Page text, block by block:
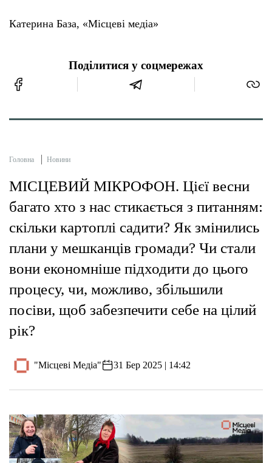
Катерина База, «Місцеві медіа»
Поділитися у соцмережах
Головна Новини
МІСЦЕВИЙ МІКРОФОН. Цієї весни
багато хто з нас стикається з питанням:
скільки картоплі садити? Як змінились
плани у мешканців громади? Чи стали
вони економніше підходити до цього
процесу, чи, можливо, збільшили
посіви, щоб забезпечити себе на цілий
рік?
"Місцеві Медіа" 31 Бер 2025 | 14:42